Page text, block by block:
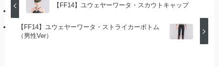
【FF14】ユウェヤーワータ・スカウトキャップ
【FF14】ユウェヤーワータ・ストライカーボトム
（男性Ver）